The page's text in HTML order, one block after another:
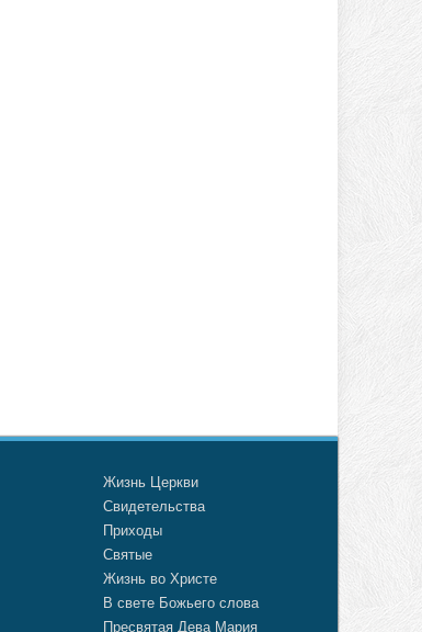
Жизнь Церкви
Свидетельства
Приходы
Святые
Жизнь во Христе
В свете Божьего слова
Пресвятая Дева Мария